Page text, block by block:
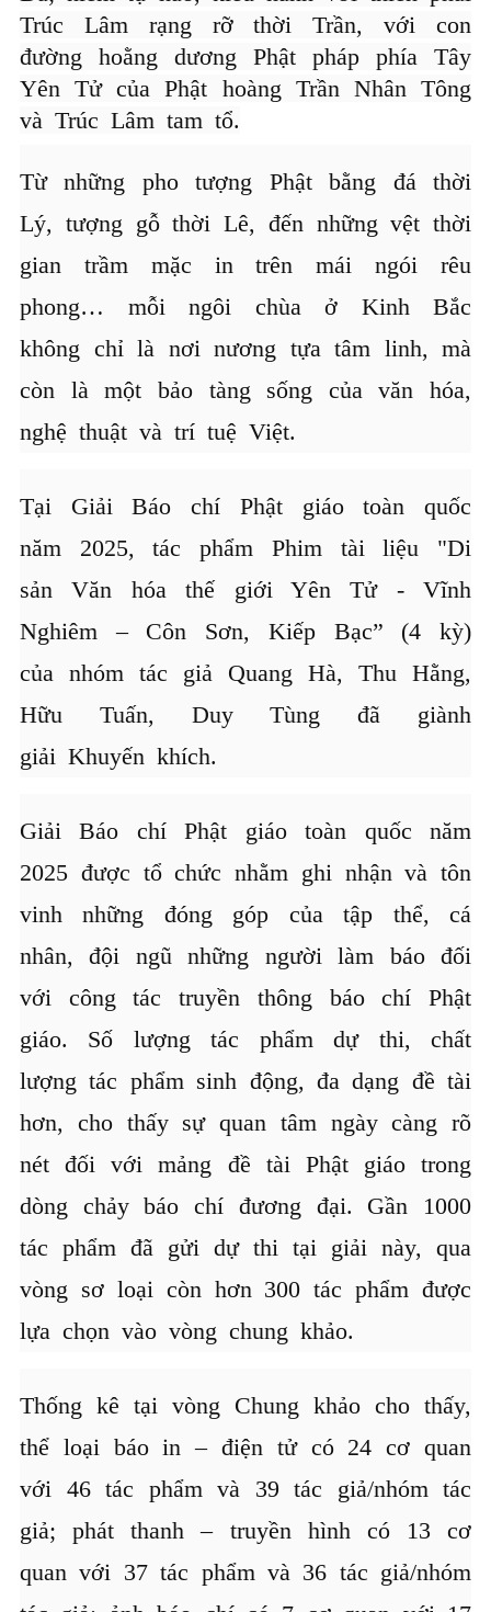
Trúc Lâm rạng rỡ thời Trần, với con
đường hoằng dương Phật pháp phía Tây
Yên Tử của Phật hoàng Trần Nhân Tông
và Trúc Lâm tam tổ.
Từ những pho tượng Phật bằng đá thời
Lý, tượng gỗ thời Lê, đến những vệt thời
gian trầm mặc in trên mái ngói rêu
phong… mỗi ngôi chùa ở Kinh Bắc
không chỉ là nơi nương tựa tâm linh, mà
còn là một bảo tàng sống của văn hóa,
nghệ thuật và trí tuệ Việt.
Tại Giải Báo chí Phật giáo toàn quốc
năm 2025, tác phẩm Phim tài liệu "Di
sản Văn hóa thế giới Yên Tử - Vĩnh
Nghiêm – Côn Sơn, Kiếp Bạc” (4 kỳ)
của nhóm tác giả Quang Hà, Thu Hằng,
Hữu Tuấn, Duy Tùng đã giành
giải Khuyến khích.
Giải Báo chí Phật giáo toàn quốc năm
2025 được tổ chức nhằm ghi nhận và tôn
vinh những đóng góp của tập thể, cá
nhân, đội ngũ những người làm báo đối
với công tác truyền thông báo chí Phật
giáo. Số lượng tác phẩm dự thi, chất
lượng tác phẩm sinh động, đa dạng đề tài
hơn, cho thấy sự quan tâm ngày càng rõ
nét đối với mảng đề tài Phật giáo trong
dòng chảy báo chí đương đại. Gần 1000
tác phẩm đã gửi dự thi tại giải này, qua
vòng sơ loại còn hơn 300 tác phẩm được
lựa chọn vào vòng chung khảo.
Thống kê tại vòng Chung khảo cho thấy,
thể loại báo in – điện tử có 24 cơ quan
với 46 tác phẩm và 39 tác giả/nhóm tác
giả; phát thanh – truyền hình có 13 cơ
quan với 37 tác phẩm và 36 tác giả/nhóm